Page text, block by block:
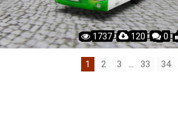
1737 · 120 · 0 ·
1 2 3 ... 33 34